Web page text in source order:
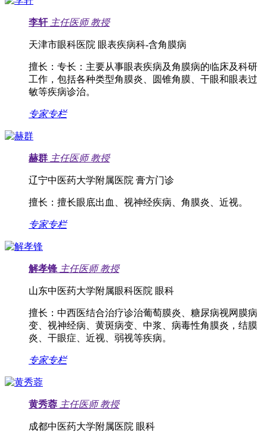
李轩 主任医师 教授
天津市眼科医院 眼表疾病科-含角膜病
擅长： 专长：主要从事眼表疾病及角膜病的临床及科研
工作，包括各种类型角膜炎、圆锥角膜、干眼和眼表过
敏等疾病诊治。
专家专栏
赫群 主任医师 教授
辽宁中医药大学附属医院 膏方门诊
擅长： 擅长眼底出血、视神经疾病、角膜炎、近视。
专家专栏
解孝锋 主任医师 教授
山东中医药大学附属眼科医院 眼科
擅长： 中西医结合治疗诊治葡萄膜炎、糖尿病视网膜病
变、视神经病、黄斑病变、中浆、病毒性角膜炎，结膜
炎、干眼症、近视、弱视等疾病。
专家专栏
黄秀蓉 主任医师 教授
成都中医药大学附属医院 眼科